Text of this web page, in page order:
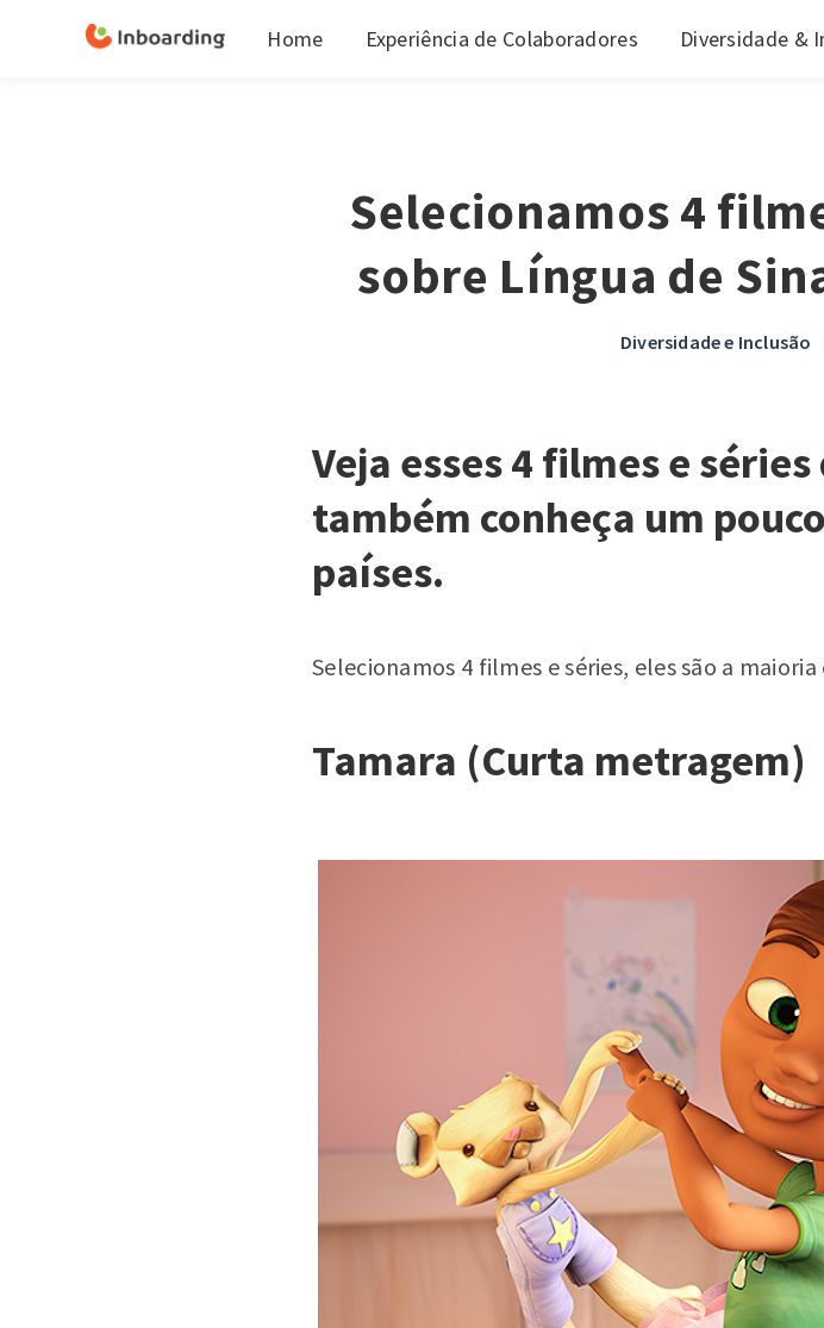
Home Experiência de Colaboradores Diversidade &
Selecionamos 4
sobre Língua de
Diversidade e Inclusão
Veja esses 4 filmes e
também conheça um
países.
Selecionamos 4 filmes e séries, eles são a
Tamara (Curta metragem)